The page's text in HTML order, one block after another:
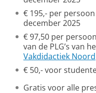
€ 195,- per
december 2025
€ 97,50 per
van de PLG’s van
Vakdidactiek Noord
€ 50,- voor
Gratis voor alle